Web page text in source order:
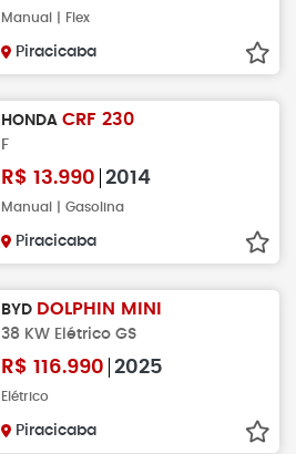
Manual | Flex
Piracicaba
HONDA CRF 230
F
R$ 13.990 2014
Manual | Gasolina
Piracicaba
BYD DOLPHIN MINI
38 KW Elétrico GS
R$ 116.990 2025
Elétrico
Piracicaba